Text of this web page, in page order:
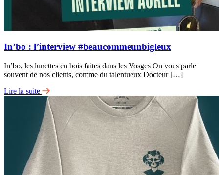
In’bo : l’interview #beaucommeunbigleux
In’bo, les lunettes en bois faites dans les Vosges On vous parle
souvent de nos clients, comme du talentueux Docteur […]
Lire la suite